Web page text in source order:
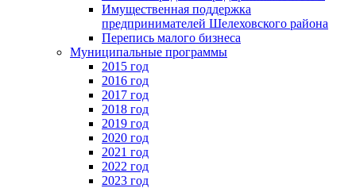
Имущественная поддержка
предпринимателей Шелеховского района
Перепись малого бизнеса
Муниципальные программы
2015 год
2016 год
2017 год
2018 год
2019 год
2020 год
2021 год
2022 год
2023 год